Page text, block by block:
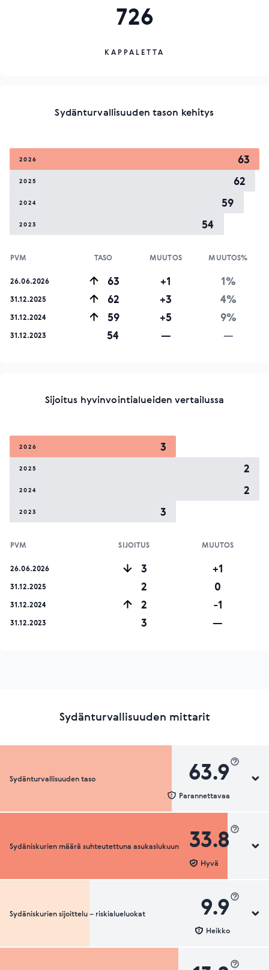
726
KAPPALETTA
Sydänturvallisuuden tason kehitys
2026 63
2025 62
2024 59
2023 54
PVM TASO MUUTOS MUUTOS%
26.06.2026 63 +1 1%
31.12.2025 62 +3 4%
31.12.2024 59 +5 9%
31.12.2023 54 — —
Sijoitus hyvinvointialueiden vertailussa
2026 3
2025 2
2024 2
2023 3
PVM SIJOITUS MUUTOS
26.06.2026 3 +1
31.12.2025 2 0
31.12.2024 2 -1
31.12.2023 3 —
Sydänturvallisuuden mittarit
Sydänturvallisuuden taso 63.9
Parannettavaa
Sydänturvallisuuden luokka
Sydäniskurien määrä suhteutettuna asukaslukuun 33.8
Hyvä
Sydäniskurien määrä suhteutettuna asukaslukuun
Sydäniskurien sijoittelu – riskialueluokat 9.9
Heikko